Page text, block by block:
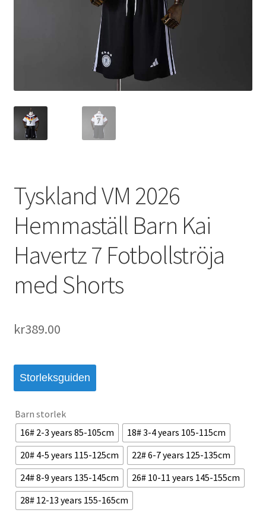
Tyskland VM 2026
Hemmaställ Barn Kai
Havertz 7 Fotbollströja
med Shorts
kr389.00
Storleksguiden
Barn storlek
16# 2-3 years 85-105cm
18# 3-4 years 105-115cm
20# 4-5 years 115-125cm
22# 6-7 years 125-135cm
24# 8-9 years 135-145cm
26# 10-11 years 145-155cm
28# 12-13 years 155-165cm